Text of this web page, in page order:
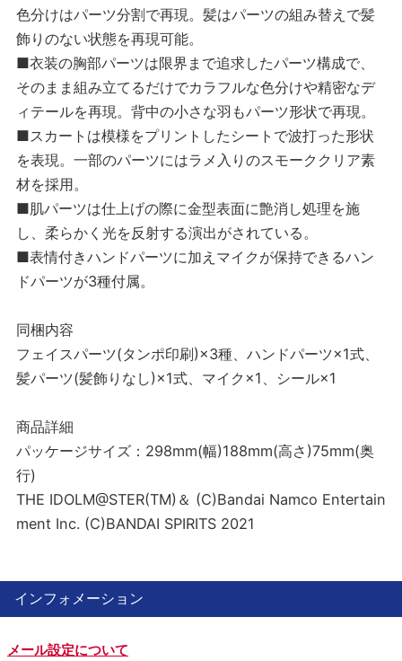
色分けはパーツ分割で再現。髪はパーツの組み替えで髪
飾りのない状態を再現可能。
■衣装の胸部パーツは限界まで追求したパーツ構成で、
そのまま組み立てるだけでカラフルな色分けや精密なデ
ィテールを再現。背中の小さな羽もパーツ形状で再現。
■スカートは模様をプリントしたシートで波打った形状
を表現。一部のパーツにはラメ入りのスモーククリア素
材を採用。
■肌パーツは仕上げの際に金型表面に艶消し処理を施
し、柔らかく光を反射する演出がされている。
■表情付きハンドパーツに加えマイクが保持できるハン
ドパーツが3種付属。
同梱内容
フェイスパーツ(タンポ印刷)×3種、ハンドパーツ×1式、
髪パーツ(髪飾りなし)×1式、マイク×1、シール×1
商品詳細
パッケージサイズ：298mm(幅)188mm(高さ)75mm(奥
行)
THE IDOLM@STER(TM)＆ (C)Bandai Namco Entertain
ment Inc. (C)BANDAI SPIRITS 2021
インフォメーション
メール設定について